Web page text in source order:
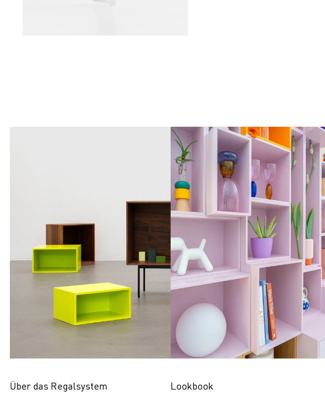
Über das Regalsystem Lookbook